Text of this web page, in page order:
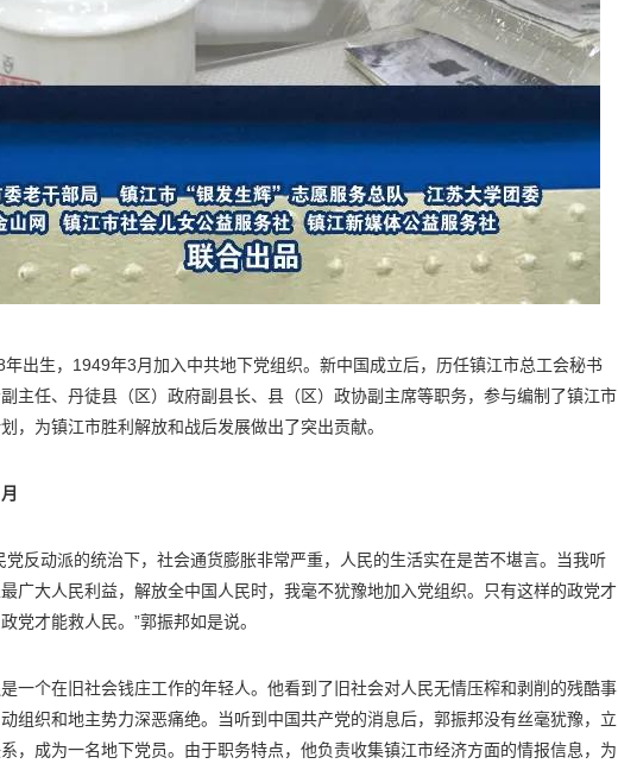
出生，1949年3月加入中共地下党组织。新中国成立后，历任镇江市总工会秘书
主任、丹徒县（区）政府副县长、县（区）政协副主席等职务，参与编制了镇江市
，为镇江市胜利解放和战后发展做出了突出贡献。
党反动派的统治下，社会通货膨胀非常严重，人民的生活实在是苦不堪言。当我听
广大人民利益，解放全中国人民时，我毫不犹豫地加入党组织。只有这样的政党才
党才能救人民。”郭振邦如是说。
一个在旧社会钱庄工作的年轻人。他看到了旧社会对人民无情压榨和剥削的残酷事
组织和地主势力深恶痛绝。当听到中国共产党的消息后，郭振邦没有丝毫犹豫，立
，成为一名地下党员。由于职务特点，他负责收集镇江市经济方面的情报信息，为